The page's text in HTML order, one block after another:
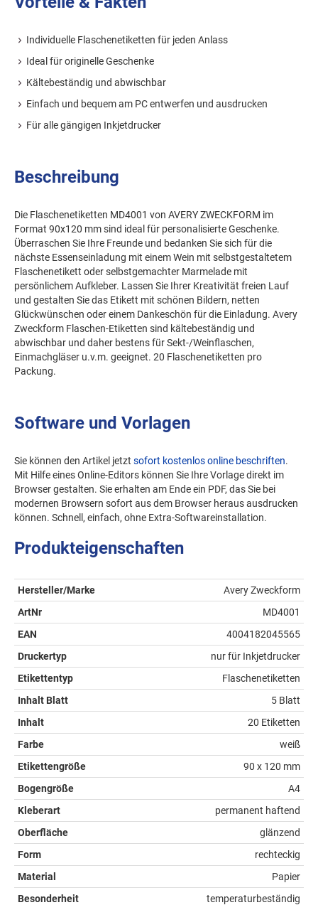
Individuelle Flaschenetiketten für jeden Anlass
Ideal für originelle Geschenke
Kältebeständig und abwischbar
Einfach und bequem am PC entwerfen und ausdrucken
Für alle gängigen Inkjetdrucker
Beschreibung
Die Flaschenetiketten MD4001 von AVERY ZWECKFORM im
Format 90x120 mm sind ideal für personalisierte Geschenke.
Überraschen Sie Ihre Freunde und bedanken Sie sich für die
nächste Essenseinladung mit einem Wein mit selbstgestaltetem
Flaschenetikett oder selbstgemachter Marmelade mit
persönlichem Aufkleber. Lassen Sie Ihrer Kreativität freien Lauf
und gestalten Sie das Etikett mit schönen Bildern, netten
Glückwünschen oder einem Dankeschön für die Einladung. Avery
Zweckform Flaschen-Etiketten sind kältebeständig und
abwischbar und daher bestens für Sekt-/Weinflaschen,
Einmachgläser u.v.m. geeignet. 20 Flaschenetiketten pro
Packung.
Software und Vorlagen
Sie können den Artikel jetzt sofort kostenlos online beschriften.
Mit Hilfe eines Online-Editors können Sie Ihre Vorlage direkt im
Browser gestalten. Sie erhalten am Ende ein PDF, das Sie bei
modernen Browsern sofort aus dem Browser heraus ausdrucken
können. Schnell, einfach, ohne Extra-Softwareinstallation.
Produkteigenschaften
Hersteller/Marke
Avery Zweckform
ArtNr
MD4001
EAN
4004182045565
Druckertyp
nur für Inkjetdrucker
Etikettentyp
Flaschenetiketten
Inhalt Blatt
5 Blatt
Inhalt
20 Etiketten
Farbe
weiß
Etikettengröße
90 x 120 mm
Bogengröße
A4
Kleberart
permanent haftend
Oberfläche
glänzend
Form
rechteckig
Material
Papier
Besonderheit
temperaturbeständig